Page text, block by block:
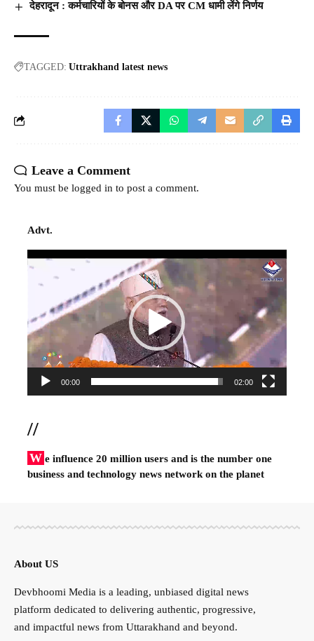
देहरादून : कर्मचारियों के बोनस और DA पर CM धामी लेंगे निर्णय
TAGGED: Uttrakhand latest news
Leave a Comment
You must be logged in to post a comment.
Advt.
Video
00:00 02:00
//
W e influence 20 million users and is the number one
business and technology news network on the planet
About US
Devbhoomi Media is a leading, unbiased digital news
platform dedicated to delivering authentic, progressive,
and impactful news from Uttarakhand and beyond.